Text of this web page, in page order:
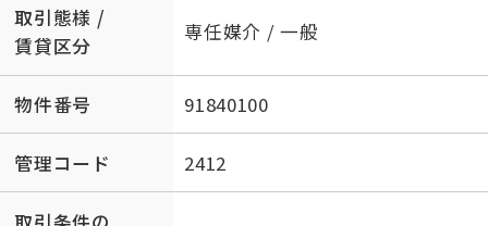
取引態様 /
賃貸区分
専任媒介 / 一般
物件番号 91840100
管理コード 2412